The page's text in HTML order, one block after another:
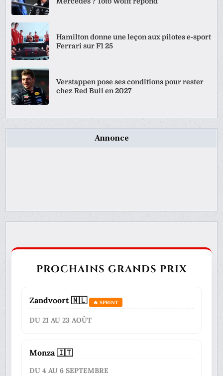
Hamilton donne une leçon aux pilotes e-sport
Ferrari sur F1 25
Verstappen pose ses conditions pour rester
chez Red Bull en 2027
Annonce
PROCHAINS GRANDS PRIX
Zandvoort 🇳🇱 🔥 SPRINT
DU 21 AU 23 AOÛT
Monza 🇮🇹
DU 4 AU 6 SEPTEMBRE